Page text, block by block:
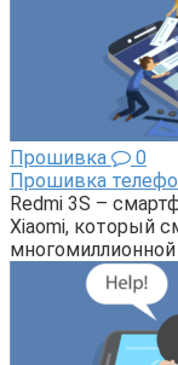
Прошивка
0
Прошивка
Redmi 3S –
Xiaomi, который
многомиллионной